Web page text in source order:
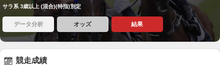
サラ系 3歳以上 (混合)(特指)別定
データ分析 オッズ 結果
競走成績